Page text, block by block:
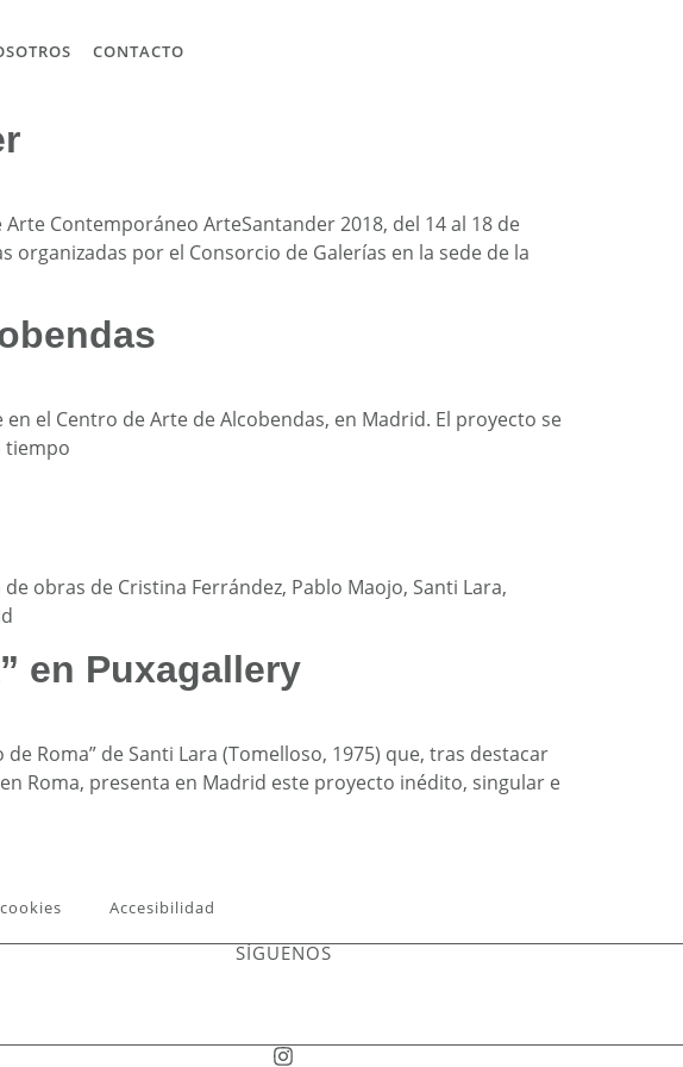
CONTACTO
Contemporáneo ArteSantander 2018, del 14 al 18 de
por el Consorcio de Galerías en la sede de la
el Centro de Arte de Alcobendas, en Madrid. El proyecto se
tiempo
obras de Cristina Ferrández, Pablo Maojo, Santi Lara,
en Puxagallery
Roma” de Santi Lara (Tomelloso, 1975) que, tras destacar
Roma, presenta en Madrid este proyecto inédito, singular e
Accesibilidad
SÍGUENOS